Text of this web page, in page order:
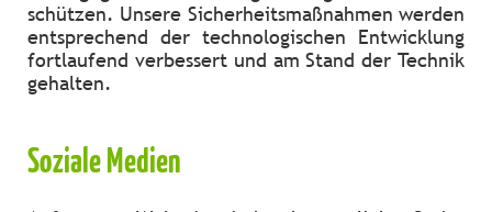
schützen. Unsere Sicherheitsmaßnahmen werden
entsprechend der technologischen Entwicklung
fortlaufend verbessert und am Stand der Technik
gehalten.
Soziale Medien